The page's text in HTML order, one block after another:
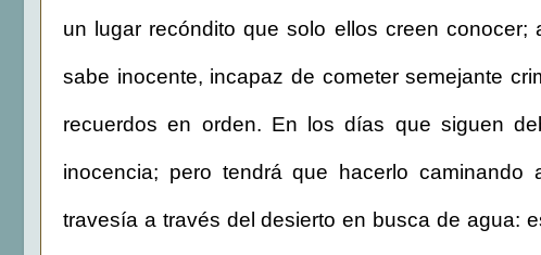
un lugar recóndito que solo ellos creen
sabe inocente, incapaz de cometer semejante
recuerdos en orden. En los días que siguen
inocencia; pero tendrá que hacerlo
travesía a través del desierto en busca de agua: